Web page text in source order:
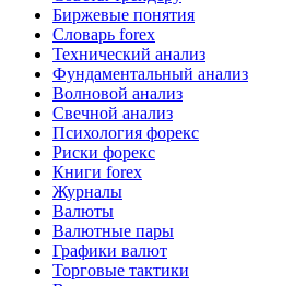
Биржевые понятия
Словарь forex
Технический анализ
Фундаментальный анализ
Волновой анализ
Свечной анализ
Психология форекс
Риски форекс
Книги forex
Журналы
Валюты
Валютные пары
Графики валют
Торговые тактики